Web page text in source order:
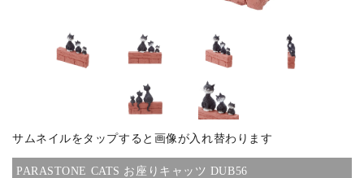
ブランド
サムネイルをタップすると画像が入れ替わります
PARASTONE CATS お座りキャッツ DUB56